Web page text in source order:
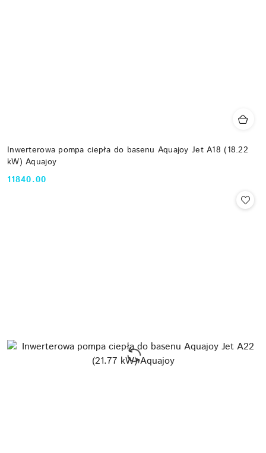
Inwerterowa pompa ciepła do basenu Aquajoy Jet A18 (18.22
kW) Aquajoy
Cena:
11840.00